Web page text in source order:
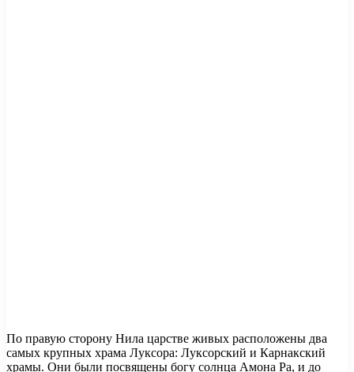
По правую сторону Нила царстве живых расположены два
самых крупных храма Луксора: Луксорский и Карнакский
храмы. Они были посвящены богу солнца Амона Ра, и до